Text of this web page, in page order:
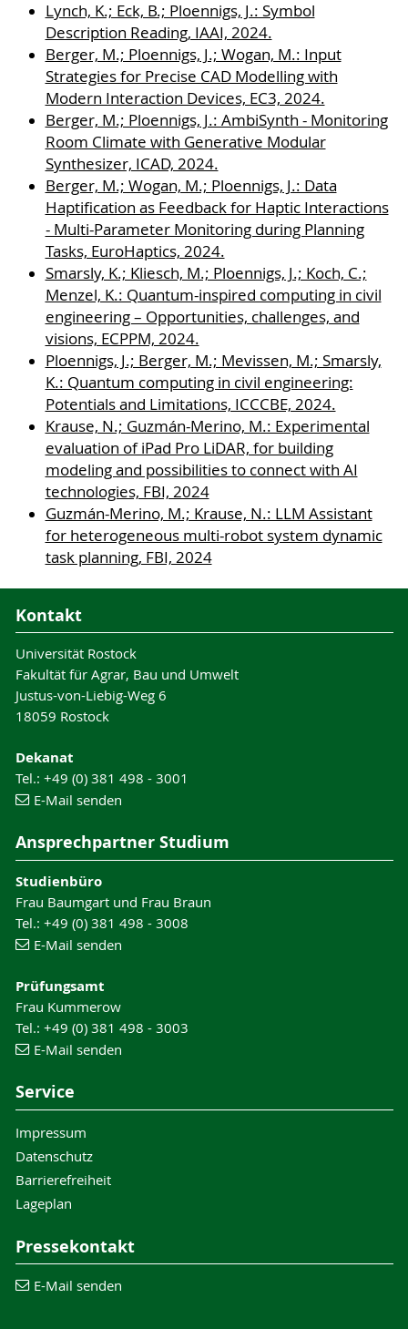
Lynch, K.; Eck, B.; Ploennigs, J.: Symbol
Description Reading, IAAI, 2024.
Berger, M.; Ploennigs, J.; Wogan, M.: Input
Strategies for Precise CAD Modelling with
Modern Interaction Devices, EC3, 2024.
Berger, M.; Ploennigs, J.: AmbiSynth - Monitoring
Room Climate with Generative Modular
Synthesizer, ICAD, 2024.
Berger, M.; Wogan, M.; Ploennigs, J.: Data
Haptification as Feedback for Haptic Interactions
- Multi-Parameter Monitoring during Planning
Tasks, EuroHaptics, 2024.
Smarsly, K.; Kliesch, M.; Ploennigs, J.; Koch, C.;
Menzel, K.: Quantum-inspired computing in civil
engineering – Opportunities, challenges, and
visions, ECPPM, 2024.
Ploennigs, J.; Berger, M.; Mevissen, M.; Smarsly,
K.: Quantum computing in civil engineering:
Potentials and Limitations, ICCCBE, 2024.
Krause, N.; Guzmán-Merino, M.: Experimental
evaluation of iPad Pro LiDAR, for building
modeling and possibilities to connect with AI
technologies, FBI, 2024
Guzmán-Merino, M.; Krause, N.: LLM Assistant
for heterogeneous multi-robot system dynamic
task planning, FBI, 2024
Kontakt
Universität Rostock
Fakultät für Agrar, Bau und Umwelt
Justus-von-Liebig-Weg 6
18059 Rostock
Dekanat
Tel.: +49 (0) 381 498 - 3001
E-Mail senden
Ansprechpartner Studium
Studienbüro
Frau Baumgart und Frau Braun
Tel.: +49 (0) 381 498 - 3008
E-Mail senden
Prüfungsamt
Frau Kummerow
Tel.: +49 (0) 381 498 - 3003
E-Mail senden
Service
Impressum
Datenschutz
Barrierefreiheit
Lageplan
Pressekontakt
E-Mail senden